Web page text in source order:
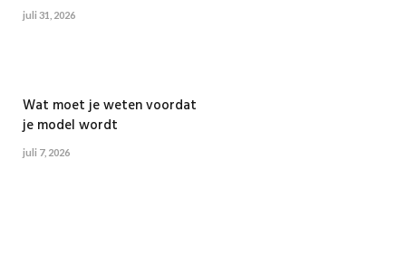
juli 31, 2026
Wat moet je weten voordat
je model wordt
juli 7, 2026